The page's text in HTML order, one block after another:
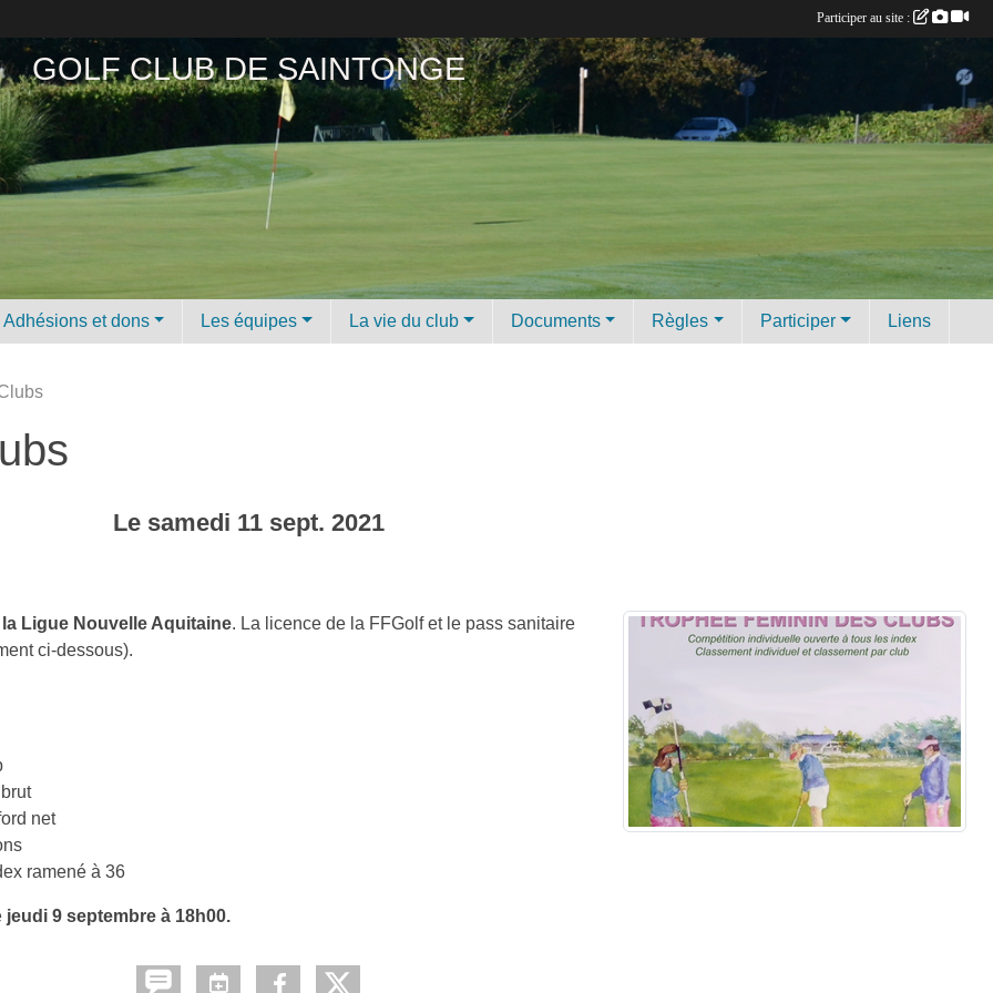
GOLF CLUB DE SAINTONGE
Adhésions et dons Les équipes La vie du club Documents Règles Participer Liens
Le samedi 11 sept. 2021
Ligue Nouvelle Aquitaine. La licence de la FFGolf et le pass sanitaire
ci-dessous).
net
ramené à 36
jeudi 9 septembre à 18h00.
Participer au site :